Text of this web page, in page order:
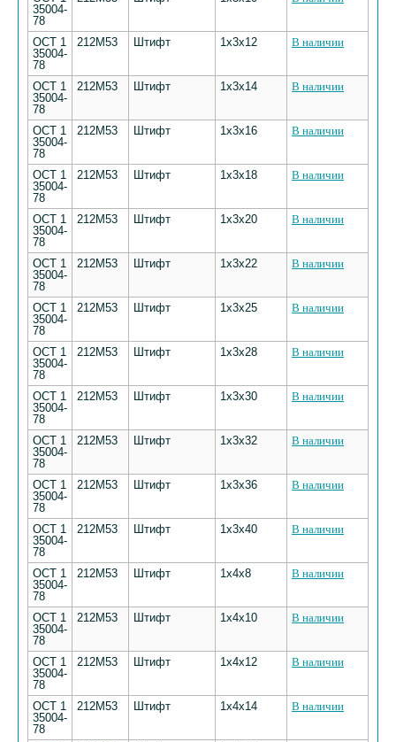
35004-
78
ОСТ 1
35004-
78
212М53 Штифт 1х3х12 В наличии
ОСТ 1
35004-
78
212М53 Штифт 1х3х14 В наличии
ОСТ 1
35004-
78
212М53 Штифт 1х3х16 В наличии
ОСТ 1
35004-
78
212М53 Штифт 1х3х18 В наличии
ОСТ 1
35004-
78
212М53 Штифт 1х3х20 В наличии
ОСТ 1
35004-
78
212М53 Штифт 1х3х22 В наличии
ОСТ 1
35004-
78
212М53 Штифт 1х3х25 В наличии
ОСТ 1
35004-
78
212М53 Штифт 1х3х28 В наличии
ОСТ 1
35004-
78
212М53 Штифт 1х3х30 В наличии
ОСТ 1
35004-
78
212М53 Штифт 1х3х32 В наличии
ОСТ 1
35004-
78
212М53 Штифт 1х3х36 В наличии
ОСТ 1
35004-
78
212М53 Штифт 1х3х40 В наличии
ОСТ 1
35004-
78
212М53 Штифт 1х4х8 В наличии
ОСТ 1
35004-
78
212М53 Штифт 1х4х10 В наличии
ОСТ 1
35004-
78
212М53 Штифт 1х4х12 В наличии
ОСТ 1
35004-
78
212М53 Штифт 1х4х14 В наличии